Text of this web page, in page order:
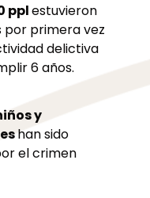
pplestuvieron
por primera vez
delictiva
6 años.
y
han sido
el crimen